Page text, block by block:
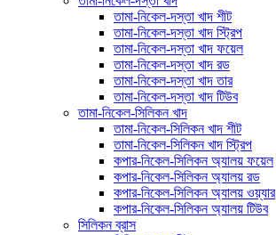
তামা-নিকেল-দস্তা খাদ শীট
তামা-নিকেল-দস্তা খাদ স্ট্রিপ
তামা-নিকেল-দস্তা খাদ ফয়েল
তামা-নিকেল-দস্তা খাদ রড
তামা-নিকেল-দস্তা খাদ তার
তামা-নিকেল-দস্তা খাদ টিউব
তামা-নিকেল-সিলিকন খাদ
তামা-নিকেল-সিলিকন খাদ শীট
তামা-নিকেল-সিলিকন খাদ স্ট্রিপ
কপার-নিকেল-সিলিকন অ্যালয় ফয়েল
কপার-নিকেল-সিলিকন অ্যালয় রড
কপার-নিকেল-সিলিকন অ্যালয় ওয়্যার
কপার-নিকেল-সিলিকন অ্যালয় টিউব
সিলিকন ব্রাস